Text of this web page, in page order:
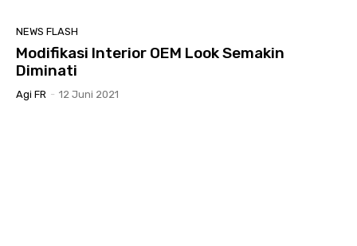
NEWS FLASH
Modifikasi Interior OEM Look Semakin
Diminati
Agi FR - 12 Juni 2021